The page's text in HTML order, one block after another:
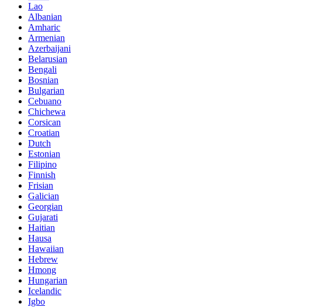
Lao
Albanian
Amharic
Armenian
Azerbaijani
Belarusian
Bengali
Bosnian
Bulgarian
Cebuano
Chichewa
Corsican
Croatian
Dutch
Estonian
Filipino
Finnish
Frisian
Galician
Georgian
Gujarati
Haitian
Hausa
Hawaiian
Hebrew
Hmong
Hungarian
Icelandic
Igbo